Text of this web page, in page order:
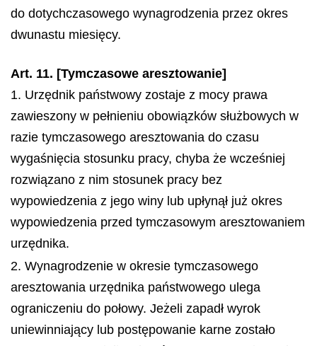
do dotychczasowego wynagrodzenia przez okres
dwunastu miesięcy.
Art. 11. [Tymczasowe aresztowanie]
1. Urzędnik państwowy zostaje z mocy prawa
zawieszony w pełnieniu obowiązków służbowych w
razie tymczasowego aresztowania do czasu
wygaśnięcia stosunku pracy, chyba że wcześniej
rozwiązano z nim stosunek pracy bez
wypowiedzenia z jego winy lub upłynął już okres
wypowiedzenia przed tymczasowym aresztowaniem
urzędnika.
2. Wynagrodzenie w okresie tymczasowego
aresztowania urzędnika państwowego ulega
ograniczeniu do połowy. Jeżeli zapadł wyrok
uniewinniający lub postępowanie karne zostało